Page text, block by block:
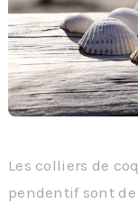
Les colliers de
pendentif sont